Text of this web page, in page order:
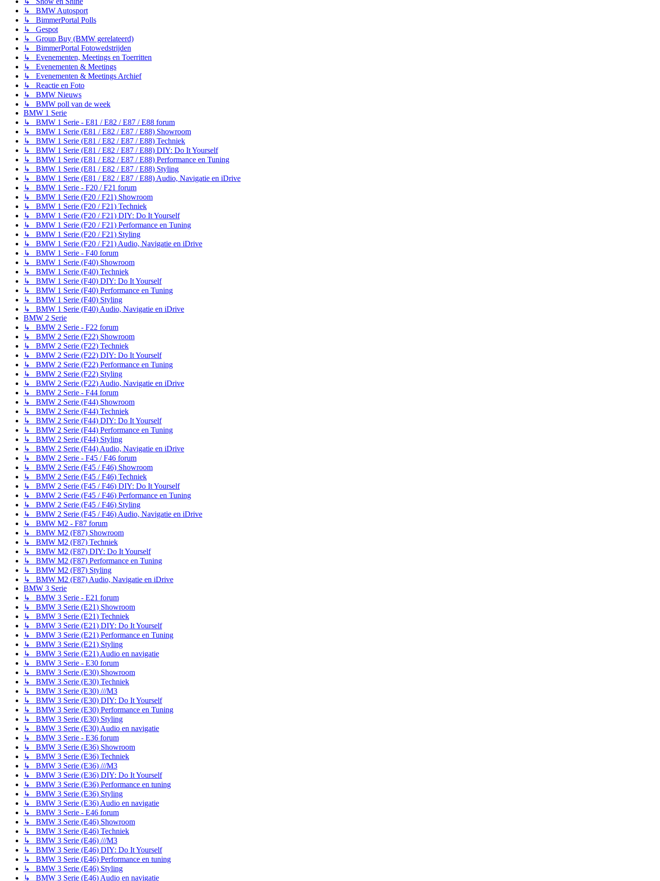
↳ BMW Autosport
↳ BimmerPortal Polls
↳ Gespot
↳ Group Buy (BMW gerelateerd)
↳ BimmerPortal Fotowedstrijden
↳ Evenementen, Meetings en Toerritten
↳ Evenementen & Meetings
↳ Evenementen & Meetings Archief
↳ Reactie en Foto
↳ BMW Nieuws
↳ BMW poll van de week
BMW 1 Serie
↳ BMW 1 Serie - E81 / E82 / E87 / E88 forum
↳ BMW 1 Serie (E81 / E82 / E87 / E88) Showroom
↳ BMW 1 Serie (E81 / E82 / E87 / E88) Techniek
↳ BMW 1 Serie (E81 / E82 / E87 / E88) DIY: Do It Yourself
↳ BMW 1 Serie (E81 / E82 / E87 / E88) Performance en Tuning
↳ BMW 1 Serie (E81 / E82 / E87 / E88) Styling
↳ BMW 1 Serie (E81 / E82 / E87 / E88) Audio, Navigatie en iDrive
↳ BMW 1 Serie - F20 / F21 forum
↳ BMW 1 Serie (F20 / F21) Showroom
↳ BMW 1 Serie (F20 / F21) Techniek
↳ BMW 1 Serie (F20 / F21) DIY: Do It Yourself
↳ BMW 1 Serie (F20 / F21) Performance en Tuning
↳ BMW 1 Serie (F20 / F21) Styling
↳ BMW 1 Serie (F20 / F21) Audio, Navigatie en iDrive
↳ BMW 1 Serie - F40 forum
↳ BMW 1 Serie (F40) Showroom
↳ BMW 1 Serie (F40) Techniek
↳ BMW 1 Serie (F40) DIY: Do It Yourself
↳ BMW 1 Serie (F40) Performance en Tuning
↳ BMW 1 Serie (F40) Styling
↳ BMW 1 Serie (F40) Audio, Navigatie en iDrive
BMW 2 Serie
↳ BMW 2 Serie - F22 forum
↳ BMW 2 Serie (F22) Showroom
↳ BMW 2 Serie (F22) Techniek
↳ BMW 2 Serie (F22) DIY: Do It Yourself
↳ BMW 2 Serie (F22) Performance en Tuning
↳ BMW 2 Serie (F22) Styling
↳ BMW 2 Serie (F22) Audio, Navigatie en iDrive
↳ BMW 2 Serie - F44 forum
↳ BMW 2 Serie (F44) Showroom
↳ BMW 2 Serie (F44) Techniek
↳ BMW 2 Serie (F44) DIY: Do It Yourself
↳ BMW 2 Serie (F44) Performance en Tuning
↳ BMW 2 Serie (F44) Styling
↳ BMW 2 Serie (F44) Audio, Navigatie en iDrive
↳ BMW 2 Serie - F45 / F46 forum
↳ BMW 2 Serie (F45 / F46) Showroom
↳ BMW 2 Serie (F45 / F46) Techniek
↳ BMW 2 Serie (F45 / F46) DIY: Do It Yourself
↳ BMW 2 Serie (F45 / F46) Performance en Tuning
↳ BMW 2 Serie (F45 / F46) Styling
↳ BMW 2 Serie (F45 / F46) Audio, Navigatie en iDrive
↳ BMW M2 - F87 forum
↳ BMW M2 (F87) Showroom
↳ BMW M2 (F87) Techniek
↳ BMW M2 (F87) DIY: Do It Yourself
↳ BMW M2 (F87) Performance en Tuning
↳ BMW M2 (F87) Styling
↳ BMW M2 (F87) Audio, Navigatie en iDrive
BMW 3 Serie
↳ BMW 3 Serie - E21 forum
↳ BMW 3 Serie (E21) Showroom
↳ BMW 3 Serie (E21) Techniek
↳ BMW 3 Serie (E21) DIY: Do It Yourself
↳ BMW 3 Serie (E21) Performance en Tuning
↳ BMW 3 Serie (E21) Styling
↳ BMW 3 Serie (E21) Audio en navigatie
↳ BMW 3 Serie - E30 forum
↳ BMW 3 Serie (E30) Showroom
↳ BMW 3 Serie (E30) Techniek
↳ BMW 3 Serie (E30) ///M3
↳ BMW 3 Serie (E30) DIY: Do It Yourself
↳ BMW 3 Serie (E30) Performance en Tuning
↳ BMW 3 Serie (E30) Styling
↳ BMW 3 Serie (E30) Audio en navigatie
↳ BMW 3 Serie - E36 forum
↳ BMW 3 Serie (E36) Showroom
↳ BMW 3 Serie (E36) Techniek
↳ BMW 3 Serie (E36) ///M3
↳ BMW 3 Serie (E36) DIY: Do It Yourself
↳ BMW 3 Serie (E36) Performance en tuning
↳ BMW 3 Serie (E36) Styling
↳ BMW 3 Serie (E36) Audio en navigatie
↳ BMW 3 Serie - E46 forum
↳ BMW 3 Serie (E46) Showroom
↳ BMW 3 Serie (E46) Techniek
↳ BMW 3 Serie (E46) ///M3
↳ BMW 3 Serie (E46) DIY: Do It Yourself
↳ BMW 3 Serie (E46) Performance en tuning
↳ BMW 3 Serie (E46) Styling
↳ BMW 3 Serie (E46) Audio en navigatie